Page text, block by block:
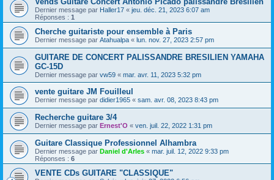
Dernier message par Haller17 « jeu. déc. 21, 2023 6:07 am
Réponses : 1
Cherche guitariste pour ensemble à Paris
Dernier message par Atahualpa « lun. nov. 27, 2023 2:57 pm
GUITARE DE CONCERT PALISSANDRE BRESILIEN YAMAHA
GC-15D
Dernier message par vw59 « mar. avr. 11, 2023 5:32 pm
vente guitare JM Fouilleul
Dernier message par didier1965 « sam. avr. 08, 2023 8:43 pm
Recherche guitare 3/4
Dernier message par Ernest'O « ven. juil. 22, 2022 1:31 pm
Guitare Classique Professionnel Alhambra
Dernier message par Daniel d'Arles « mar. juil. 12, 2022 9:33 pm
Réponses : 6
VENTE CDs GUITARE "CLASSIQUE"